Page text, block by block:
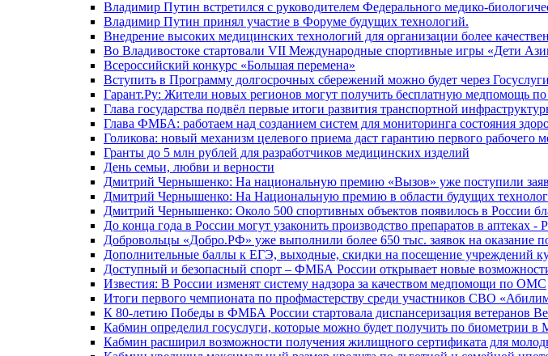
Владимир Путин встретился с руководителем Федерального медико-
Владимир Путин принял участие в Форуме будущих технологий.
Внедрение высоких медицинских технологий для организации более
Во Владивостоке стартовали VII Международные спортивные игры «Дети
Всероссийский конкурс «Большая перемена»
Вступить в Программу долгосрочных сбережений можно будет через Госуслуги
Гарант.Ру: Жители новых регионов могут получить бесплатную медпомощь по
Глава государства подвёл первые итоги развития транспортной
Глава ФМБА: работаем над созданием систем для мониторинга состояния
Голикова: новый механизм целевого приема даст гарантию первого рабочего
Гранты до 5 млн рублей для разработчиков медицинских изделий
День семьи, любви и верности
Дмитрий Чернышенко: На национальную премию «Вызов» уже поступили
Дмитрий Чернышенко: На Национальную премию в области будущих
Дмитрий Чернышенко: Около 500 спортивных объектов появилось в России
До конца года в России могут узаконить производство препаратов в аптеках -
Добровольцы «Добро.РФ» уже выполнили более 650 тыс. заявок на
Дополнительные баллы к ЕГЭ, выходные, скидки на посещение учреждений
Доступный и безопасный спорт – ФМБА России открывает новые
Известия: В России изменят систему надзора за качеством медпомощи по ОМС
Итоги первого чемпионата по профмастерству среди участников СВО
К 80-летию Победы в ФМБА России стартовала диспансеризация ветеранов
Кабмин определил госуслуги, которые можно будет получить по биометрии
Кабмин расширил возможности получения жилищного сертификата для